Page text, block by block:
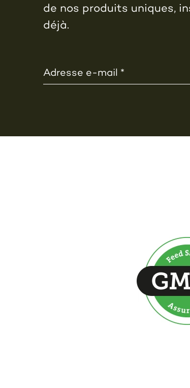
de nos produits uniques,
déjà.